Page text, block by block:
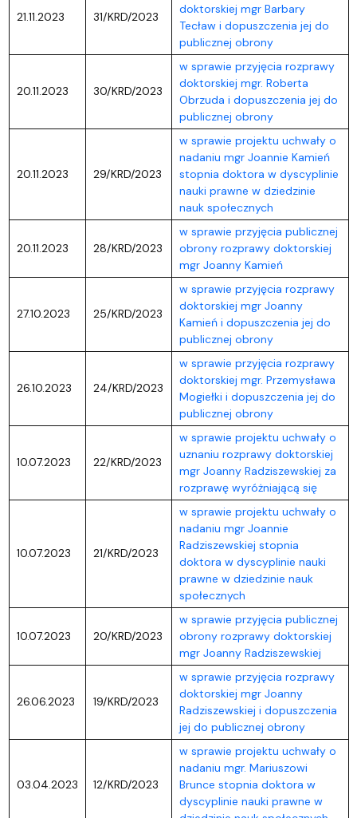
21.11.2023 31/KRD/2023
doktorskiej mgr Barbary
Tecław i dopuszczenia jej do
publicznej obrony
20.11.2023 30/KRD/2023
w sprawie przyjęcia rozprawy
doktorskiej mgr. Roberta
Obrzuda i dopuszczenia jej do
publicznej obrony
20.11.2023 29/KRD/2023
w sprawie projektu uchwały o
nadaniu mgr Joannie Kamień
stopnia doktora w dyscyplinie
nauki prawne w dziedzinie
nauk społecznych
20.11.2023 28/KRD/2023
w sprawie przyjęcia publicznej
obrony rozprawy doktorskiej
mgr Joanny Kamień
27.10.2023 25/KRD/2023
w sprawie przyjęcia rozprawy
doktorskiej mgr Joanny
Kamień i dopuszczenia jej do
publicznej obrony
26.10.2023 24/KRD/2023
w sprawie przyjęcia rozprawy
doktorskiej mgr. Przemysława
Mogiełki i dopuszczenia jej do
publicznej obrony
10.07.2023 22/KRD/2023
w sprawie projektu uchwały o
uznaniu rozprawy doktorskiej
mgr Joanny Radziszewskiej za
rozprawę wyróżniającą się
10.07.2023 21/KRD/2023
w sprawie projektu uchwały o
nadaniu mgr Joannie
Radziszewskiej stopnia
doktora w dyscyplinie nauki
prawne w dziedzinie nauk
społecznych
10.07.2023 20/KRD/2023
w sprawie przyjęcia publicznej
obrony rozprawy doktorskiej
mgr Joanny Radziszewskiej
26.06.2023 19/KRD/2023
w sprawie przyjęcia rozprawy
doktorskiej mgr Joanny
Radziszewskiej i dopuszczenia
jej do publicznej obrony
03.04.2023 12/KRD/2023
w sprawie projektu uchwały o
nadaniu mgr. Mariuszowi
Brunce stopnia doktora w
dyscyplinie nauki prawne w